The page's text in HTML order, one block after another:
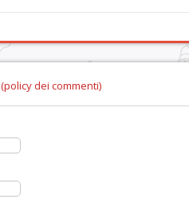
(policy dei commenti)